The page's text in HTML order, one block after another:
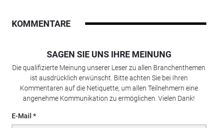
KOMMENTARE
SAGEN SIE UNS IHRE MEINUNG
Die qualifizierte Meinung unserer Leser zu allen Branchenthemen
ist ausdrücklich erwünscht. Bitte achten Sie bei Ihren
Kommentaren auf die Netiquette, um allen Teilnehmern eine
angenehme Kommunikation zu ermöglichen. Vielen Dank!
E-Mail